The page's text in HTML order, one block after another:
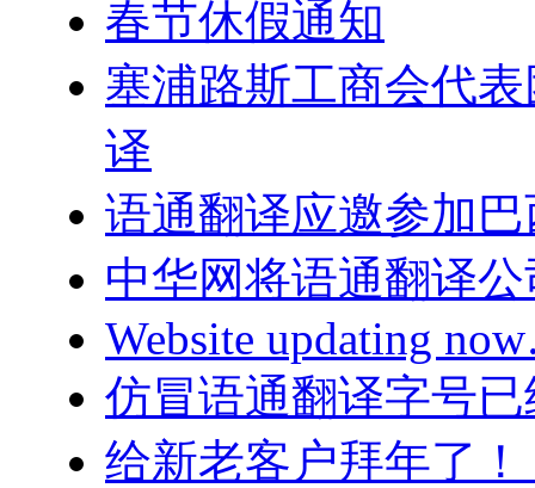
春节休假通知
塞浦路斯工商会代
译
语通翻译应邀参加
中华网将语通翻译
Website updating
仿冒语通翻译字号
给新老客户拜年了